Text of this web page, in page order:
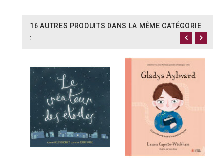
16 AUTRES PRODUITS DANS LA MÊME CATÉGORIE
: